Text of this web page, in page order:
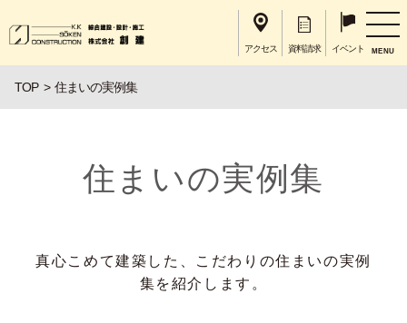
アクセス 資料請求 イベント MENU
TOP 住まいの実例集
住まいの実例集
真心こめて建築した、こだわりの住まいの実例
集を紹介します。